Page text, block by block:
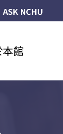
ASK NCHU
本館